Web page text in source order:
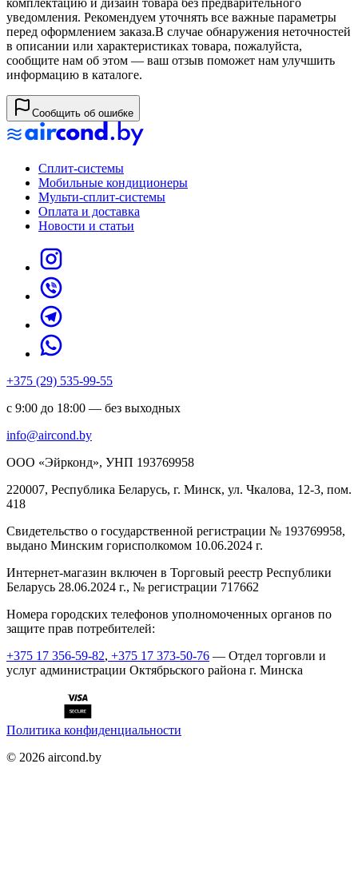
комплектацию и дизайн товара без предварительного
уведомления. Рекомендуем уточнять все важные параметры
перед оформлением заказа.В случае обнаружения неточностей
в описании или характеристиках товара, пожалуйста,
сообщите нам об этом — ваш отзыв поможет нам улучшить
информацию в каталоге.
Сообщить об ошибке
Сплит-системы
Мобильные кондиционеры
Мульти-сплит-системы
Оплата и доставка
Новости и статьи
+375 (29) 535-99-55
с 9:00 до 18:00 — без выходных
info@aircond.by
ООО «Эйрконд», УНП 193769958
220007, Республика Беларусь, г. Минск, ул. Чкалова, 12-3, пом.
418
Cвидетельство о государственной регистрации № 193769958,
выдано Минским горисполкомом 10.06.2024 г.
Интернет-магазин включен в Торговый реестр Республики
Беларусь 28.06.2024 г., № регистрации 717662
Номера городских телефонов уполномоченных органов по
защите прав потребителей:
+375 17 356-59-82, +375 17 373-50-76 — Отдел торговли и
услуг администрации Октябрьского района г. Минска
Политика конфиденциальности
© 2026 aircond.by